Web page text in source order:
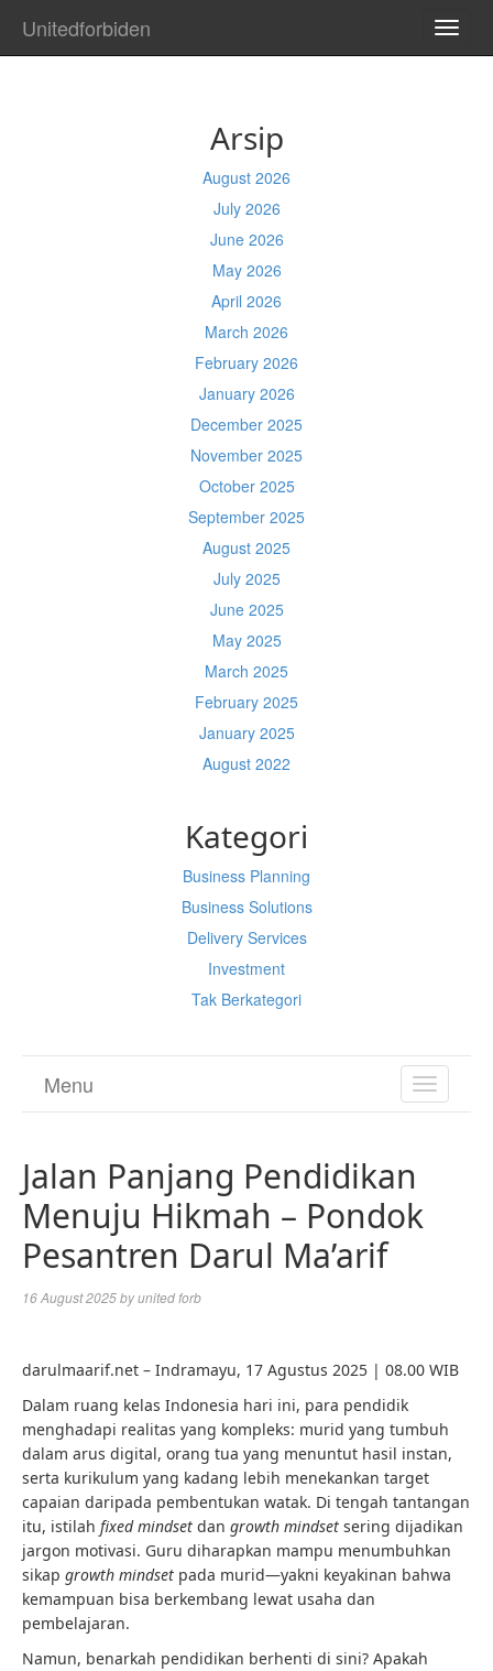
Unitedforbiden
Arsip
August 2026
July 2026
June 2026
May 2026
April 2026
March 2026
February 2026
January 2026
December 2025
November 2025
October 2025
September 2025
August 2025
July 2025
June 2025
May 2025
March 2025
February 2025
January 2025
August 2022
Kategori
Business Planning
Business Solutions
Delivery Services
Investment
Tak Berkategori
TOGGLE
Menu
Jalan Panjang Pendidikan
Menuju Hikmah – Pondok
Pesantren Darul Ma’arif
16 August 2025byunited forb
darulmaarif.net – Indramayu, 17 Agustus 2025 | 08.00 WIB
Dalam ruang kelas Indonesia hari ini, para pendidik
menghadapi realitas yang kompleks: murid yang tumbuh
dalam arus digital, orang tua yang menuntut hasil instan,
serta kurikulum yang kadang lebih menekankan target
capaian daripada pembentukan watak. Di tengah tantangan
itu, istilah fixed mindset dan growth mindset sering dijadikan
jargon motivasi. Guru diharapkan mampu menumbuhkan
sikap growth mindset pada murid—yakni keyakinan bahwa
kemampuan bisa berkembang lewat usaha dan
pembelajaran.
Namun, benarkah pendidikan berhenti di sini? Apakah